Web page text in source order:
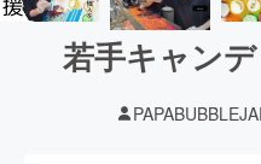
若手キャン